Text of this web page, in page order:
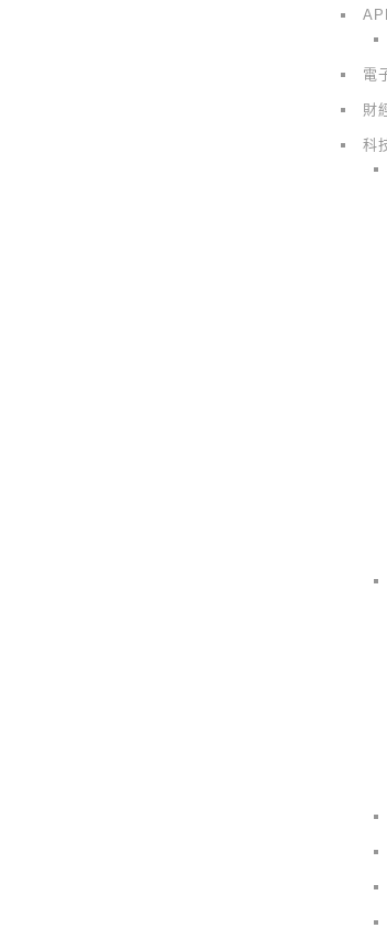
電
財
科